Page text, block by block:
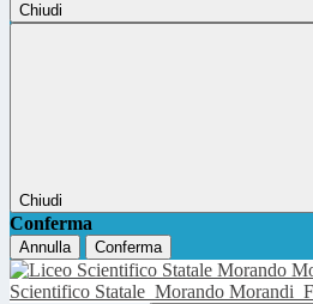
Chiudi
Chiudi
Conferma
Annulla Conferma
Scientifico Statale Morando Morandi